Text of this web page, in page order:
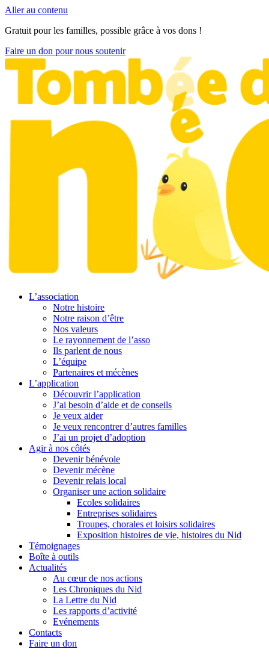
Aller au contenu
Gratuit pour les familles, possible grâce à vos dons !
Faire un don pour nous soutenir
L’association
Notre histoire
Notre raison d’être
Nos valeurs
Le rayonnement de l’asso
Ils parlent de nous
L’équipe
Partenaires et mécènes
L’application
Découvrir l’application
J’ai besoin d’aide et de conseils
Je veux aider
Je veux rencontrer d’autres familles
J’ai un projet d’adoption
Agir à nos côtés
Devenir bénévole
Devenir mécène
Devenir relais local
Organiser une action solidaire
Ecoles solidaires
Entreprises solidaires
Troupes, chorales et loisirs solidaires
Exposition histoires de vie, histoires du Nid
Témoignages
Boîte à outils
Actualités
Au cœur de nos actions
Les Chroniques du Nid
La Lettre du Nid
Les rapports d’activité
Evénements
Contacts
Faire un don